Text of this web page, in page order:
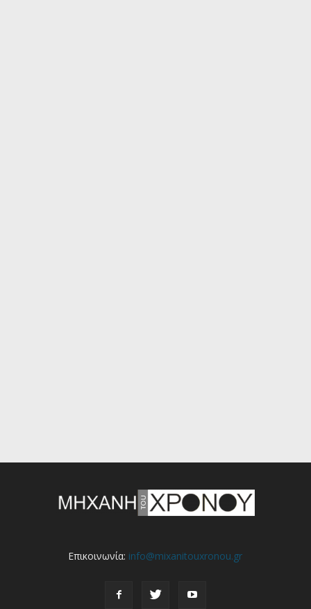
Επικοινωνία: info@mixanitouxronou.gr